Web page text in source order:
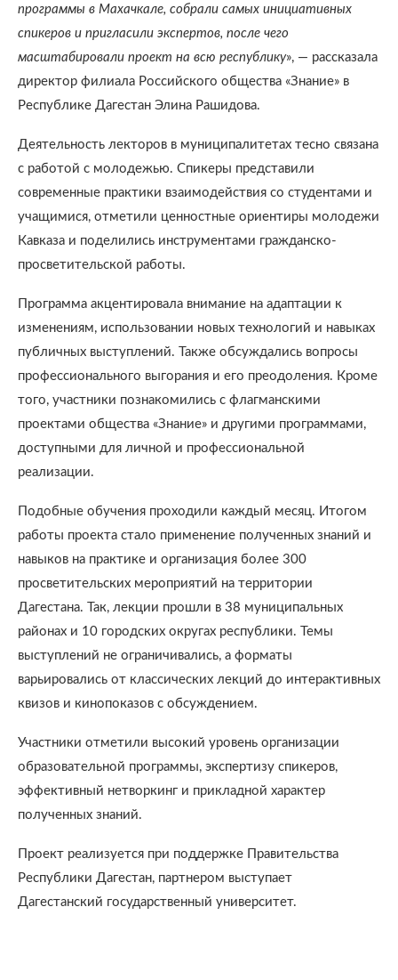
программы в Махачкале, собрали самых инициативных
спикеров и пригласили экспертов, после чего
масштабировали проект на всю республику», — рассказала
директор филиала Российского общества «Знание» в
Республике Дагестан Элина Рашидова.
Деятельность лекторов в муниципалитетах тесно связана
с работой с молодежью. Спикеры представили
современные практики взаимодействия со студентами и
учащимися, отметили ценностные ориентиры молодежи
Кавказа и поделились инструментами гражданско-
просветительской работы.
Программа акцентировала внимание на адаптации к
изменениям, использовании новых технологий и навыках
публичных выступлений. Также обсуждались вопросы
профессионального выгорания и его преодоления. Кроме
того, участники познакомились с флагманскими
проектами общества «Знание» и другими программами,
доступными для личной и профессиональной
реализации.
Подобные обучения проходили каждый месяц. Итогом
работы проекта стало применение полученных знаний и
навыков на практике и организация более 300
просветительских мероприятий на территории
Дагестана. Так, лекции прошли в 38 муниципальных
районах и 10 городских округах республики. Темы
выступлений не ограничивались, а форматы
варьировались от классических лекций до интерактивных
квизов и кинопоказов с обсуждением.
Участники отметили высокий уровень организации
образовательной программы, экспертизу спикеров,
эффективный нетворкинг и прикладной характер
полученных знаний.
Проект реализуется при поддержке Правительства
Республики Дагестан, партнером выступает
Дагестанский государственный университет.